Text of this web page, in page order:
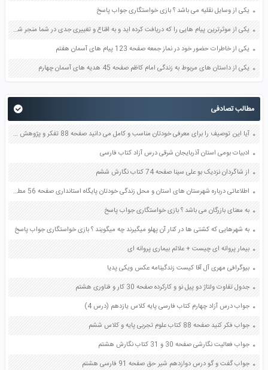
یکی از وسایل نقلیه می باشد ؟ بازی خواستگاری جواب پاسخ
یکی از موثرترین پیام هایی را که دریافت کرده اید و به اقناع و تغییری جدی در شما منجر شده است برسی کنید و علت این تاثیر گذاری قابل توجه را بنویسید صفحه 52 تفکر و سواد رسانه ای دهم
یکی از خاطرات حضور خود در نماز جمعه صفحه 123 پیام های آسمان هفتم
یکی از داستان های مربوط به زندگی امام کاظم صفحه 45 هدیه های آسمان چهارم
مطالب تصادفی
آیا این توصیف را برای معرفی خودتان مناسب و کامل می دانید صفحه 88 تفکر و پژوهش ششم
ادبیات بومی استان آذربایجان شرقی درس آزاد کتاب فارسی
از شاگردان نزدیک بو علی سینا صفحه 74 کتاب نگارش ششم
اطلاعاتی درباره شهرستان های استان و محل زندگی خودتان پایگاه استانداری صفحه 56 مطالعات اجتماعی هفتم
به معنای بازرگان می باشد ؟ بازی خواستگاری جواب پاسخ
به شهرهایی که کشتی ها در کنار آن پهلو میگیرند چه میگویند ؟ بازی خواستگاری جواب پاسخ
بیمار پروانه ای چیست + علائم بیماری پروانه ای
بیوگرافی مهری آل آقا کیست زندگینامه عکس ویکی پدیا
جدول تفاوت ولتاژ دو پیل نو و کارکرده صفحه 30 کار و فناوری هشتم
جواب درس آزاد چهارم کتاب فارسی پایه کلاس یازدهم (درس 4)
جواب فکر کنید صفحه 88 کتاب علوم تجربی پایه و کلاس ششم
جواب فعالیت نگارشی صفحه 30 و 31 کتاب نگارش هشتم
جواب گفت و گو درس دوازدهم شیر حق صفحه 91 فارسی هشتم